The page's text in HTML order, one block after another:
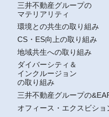
三井不動産グループの
マテリアリティ
環境との共生の取り組み
CS・ES向上の取り組み
地域共生への取り組み
ダイバーシティ＆
インクルージョン
の取り組み
三井不動産グループの
オフィース・エクスビショ